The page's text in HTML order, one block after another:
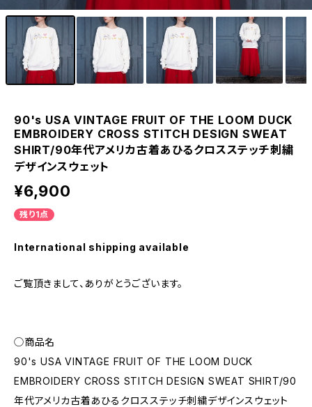
90's USA VINTAGE FRUIT OF THE LOOM DUCK
EMBROIDERY CROSS STITCH DESIGN SWEAT
SHIRT/90年代アメリカ古着あひるクロスステッチ刺繍
デザインスウェット
¥6,900
残り1点
International shipping available
ご覧頂きまして、ありがとうございます。
◯商品名
90's USA VINTAGE FRUIT OF THE LOOM DUCK
EMBROIDERY CROSS STITCH DESIGN SWEAT SHIRT/90
年代アメリカ古着あひるクロスステッチ刺繍デザインスウェット